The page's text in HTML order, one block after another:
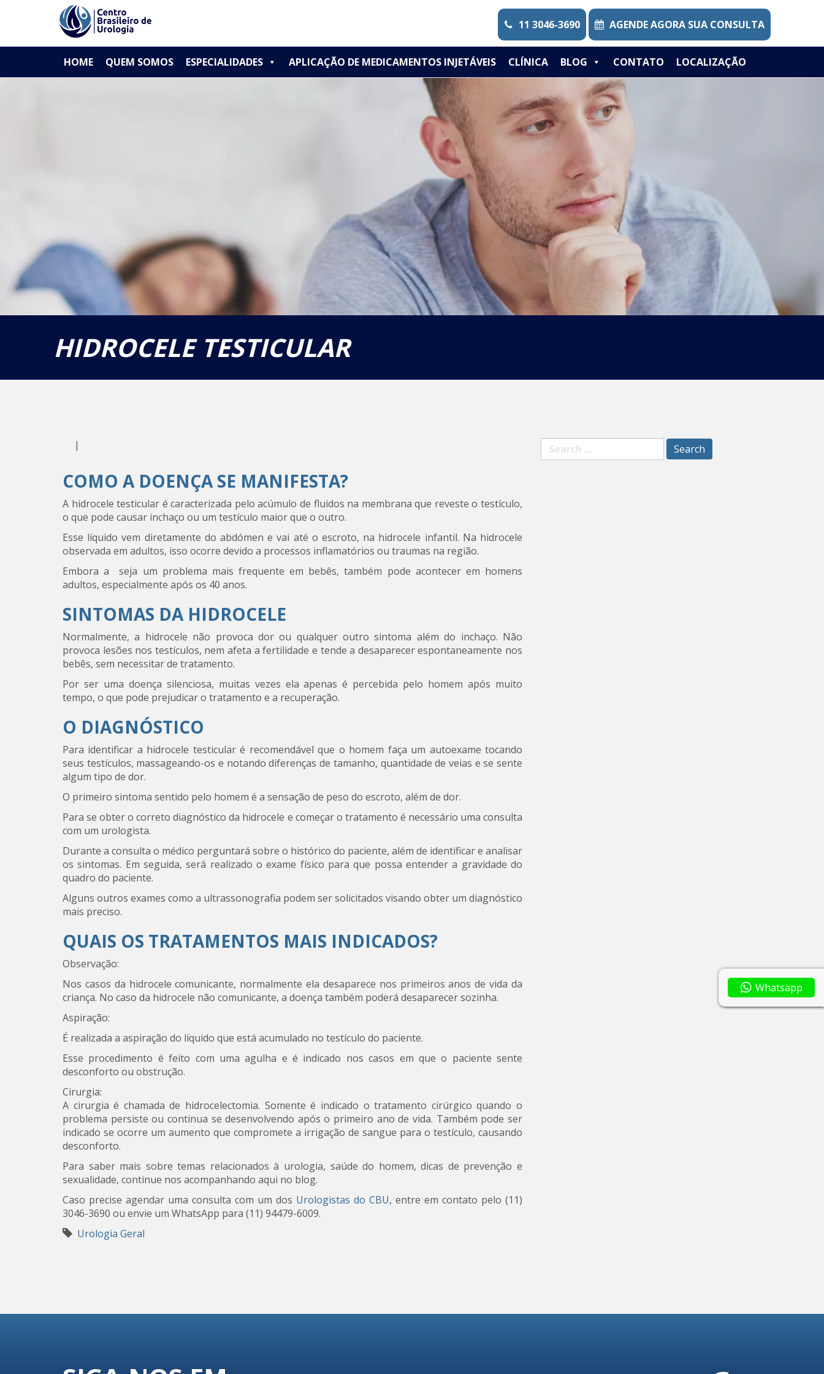
// Paste your Google Analytics code
11 3046-3690
AGENDE AGORA SUA CONSULTA
PRIMARY
MENU
content
CBU - Centro Brasileiro de Urologia
HOME QUEM SOMOS ESPECIALIDADES APLICAÇÃO DE MEDICAMENTOS INJETÁVEIS CLÍNICA BLOG CONTATO LOCALIZAÇÃO
HIDROCELE TESTICULAR
|
COMO A DOENÇA SE MANIFESTA?
A hidrocele testicular é caracterizada pelo acúmulo de fluidos na membrana que reveste o testículo,
o que pode causar inchaço ou um testículo maior que o outro.
Esse líquido vem diretamente do abdómen e vai até o escroto, na hidrocele infantil. Na hidrocele
observada em adultos, isso ocorre devido a processos inflamatórios ou traumas na região.
Embora a seja um problema mais frequente em bebês, também pode acontecer em homens
adultos, especialmente após os 40 anos.
SINTOMAS DA HIDROCELE
Normalmente, a hidrocele não provoca dor ou qualquer outro sintoma além do inchaço. Não
provoca lesões nos testículos, nem afeta a fertilidade e tende a desaparecer espontaneamente nos
bebês, sem necessitar de tratamento.
Por ser uma doença silenciosa, muitas vezes ela apenas é percebida pelo homem após muito
tempo, o que pode prejudicar o tratamento e a recuperação.
O DIAGNÓSTICO
Para identificar a hidrocele testicular é recomendável que o homem faça um autoexame tocando
seus testículos, massageando-os e notando diferenças de tamanho, quantidade de veias e se sente
algum tipo de dor.
O primeiro sintoma sentido pelo homem é a sensação de peso do escroto, além de dor.
Para se obter o correto diagnóstico da hidrocele e começar o tratamento é necessário uma consulta
com um urologista.
Durante a consulta o médico perguntará sobre o histórico do paciente, além de identificar e analisar
os sintomas. Em seguida, será realizado o exame físico para que possa entender a gravidade do
quadro do paciente.
Alguns outros exames como a ultrassonografia podem ser solicitados visando obter um diagnóstico
mais preciso.
QUAIS OS TRATAMENTOS MAIS INDICADOS?
Observação:
Nos casos da hidrocele comunicante, normalmente ela desaparece nos primeiros anos de vida da
criança. No caso da hidrocele não comunicante, a doença também poderá desaparecer sozinha.
Aspiração:
É realizada a aspiração do líquido que está acumulado no testículo do paciente.
Esse procedimento é feito com uma agulha e é indicado nos casos em que o paciente sente
desconforto ou obstrução.
Cirurgia:
A cirurgia é chamada de hidrocelectomia. Somente é indicado o tratamento cirúrgico quando o
problema persiste ou continua se desenvolvendo após o primeiro ano de vida. Também pode ser
indicado se ocorre um aumento que compromete a irrigação de sangue para o testículo, causando
desconforto.
Para saber mais sobre temas relacionados à urologia, saúde do homem, dicas de prevenção e
sexualidade, continue nos acompanhando aqui no blog.
Caso precise agendar uma consulta com um dos Urologistas do CBU, entre em contato pelo (11)
3046-3690 ou envie um WhatsApp para (11) 94479-6009.
Urologia Geral
Search
for:
Whatsapp